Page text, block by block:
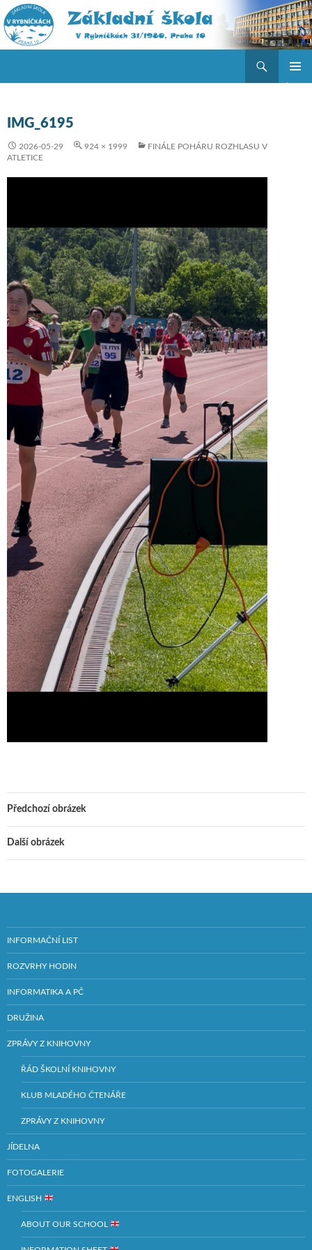
IMG_6195
2026-05-29 924 × 1999
FINÁLE POHÁRU ROZHLASU V
ATLETICE
Předchozí obrázek
Další obrázek
INFORMAČNÍ LIST
ROZVRHY HODIN
INFORMATIKA A PČ
DRUŽINA
ZPRÁVY Z KNIHOVNY
ŘÁD ŠKOLNÍ KNIHOVNY
KLUB MLADÉHO ČTENÁŘE
ZPRÁVY Z KNIHOVNY
JÍDELNA
FOTOGALERIE
ENGLISH
ABOUT OUR SCHOOL